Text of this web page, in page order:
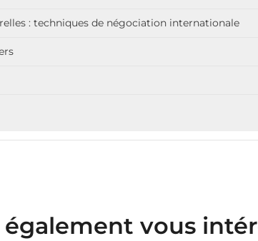
: techniques de négociation internationale
vous